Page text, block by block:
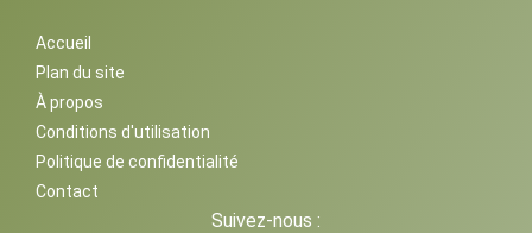
Accueil
Plan du site
À propos
Conditions d'utilisation
Politique de confidentialité
Contact
Suivez-nous :